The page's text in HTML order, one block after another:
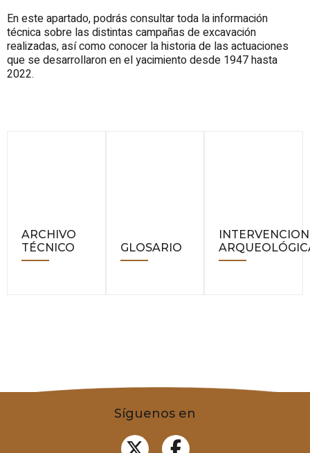
En este apartado, podrás consultar toda la información
técnica sobre las distintas campañas de excavación
realizadas, así como conocer la historia de las actuaciones
que se desarrollaron en el yacimiento desde 1947 hasta
2022.
ARCHIVO
TÉCNICO
GLOSARIO
Síguenos en